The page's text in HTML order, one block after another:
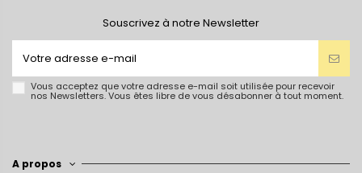
Souscrivez à notre Newsletter
Vous acceptez que votre adresse e-mail soit utilisée pour recevoir
nos Newsletters. Vous êtes libre de vous désabonner à tout moment.
A propos